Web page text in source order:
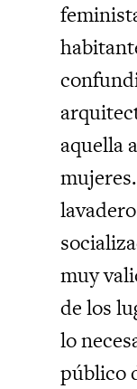
aquella
muy
de los
lo
público